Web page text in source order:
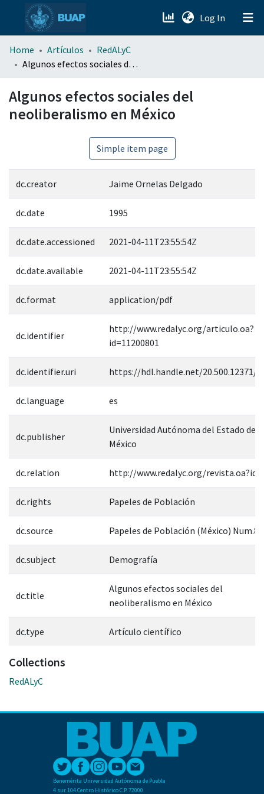
Log In (current)
menu.section.about_menu
Home Artículos
RedALyC
Algunos efectos sociales del neoliberalismo en México
Algunos efectos sociales del
neoliberalismo en México
Simple item page
dc.creator Jaime Ornelas Delgado
dc.date 1995
dc.date.accessioned 2021-04-11T23:55:54Z
dc.date.available 2021-04-11T23:55:54Z
dc.format application/pdf
dc.identifier
http://www.redalyc.org/articulo.oa?
id=11200801
dc.identifier.uri https://hdl.handle.net/20.500.12371/
dc.language es
dc.publisher
Universidad Autónoma del Estado de
México
dc.relation http://www.redalyc.org/
dc.rights Papeles de Población
dc.source Papeles de Población (México) Num.8
dc.subject Demografía
dc.title
Algunos efectos sociales del
neoliberalismo en México
dc.type Artículo científico
Collections
RedALyC
Benemérita Universidad Autónoma de Puebla
4 sur 104 Centro Histórico C.P. 72000